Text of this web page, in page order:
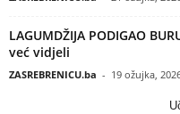
LAGUMDŽIJA PODIGAO
već vidjeli
ZASREBRENICU.ba - 19 ožujka,